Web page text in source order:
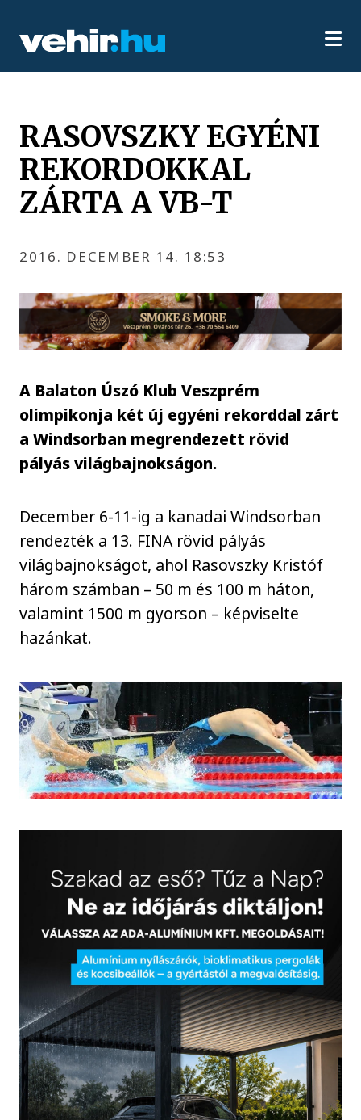
RASOVSZKY EGYÉNI
REKORDOKKAL
ZÁRTA A VB-T
2016. DECEMBER 14. 18:53
A Balaton Úszó Klub Veszprém
olimpikonja két új egyéni rekorddal zárt
a Windsorban megrendezett rövid
pályás világbajnokságon.
December 6-11-ig a kanadai Windsorban
rendezték a 13. FINA rövid pályás
világbajnokságot, ahol Rasovszky Kristóf
három számban – 50 m és 100 m háton,
valamint 1500 m gyorson – képviselte
hazánkat.